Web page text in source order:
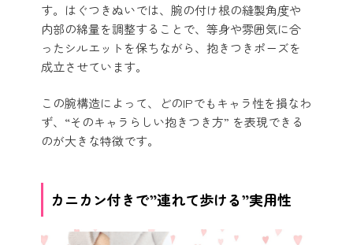
す。はぐつきぬいでは、腕の付け根の縫製角度や
内部の綿量を調整することで、等身や雰囲気に合
ったシルエットを保ちながら、抱きつきポーズを
成立させています。
この腕構造によって、どのIPでもキャラ性を損なわ
ず、“そのキャラらしい抱きつき方” を表現できる
のが大きな特徴です。
カニカン付きで”連れて歩ける”実用性